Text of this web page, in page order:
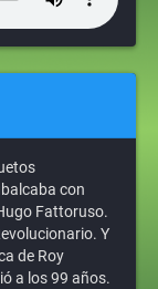
con
Fattoruso.
Y
de Roy
a los 99 años.